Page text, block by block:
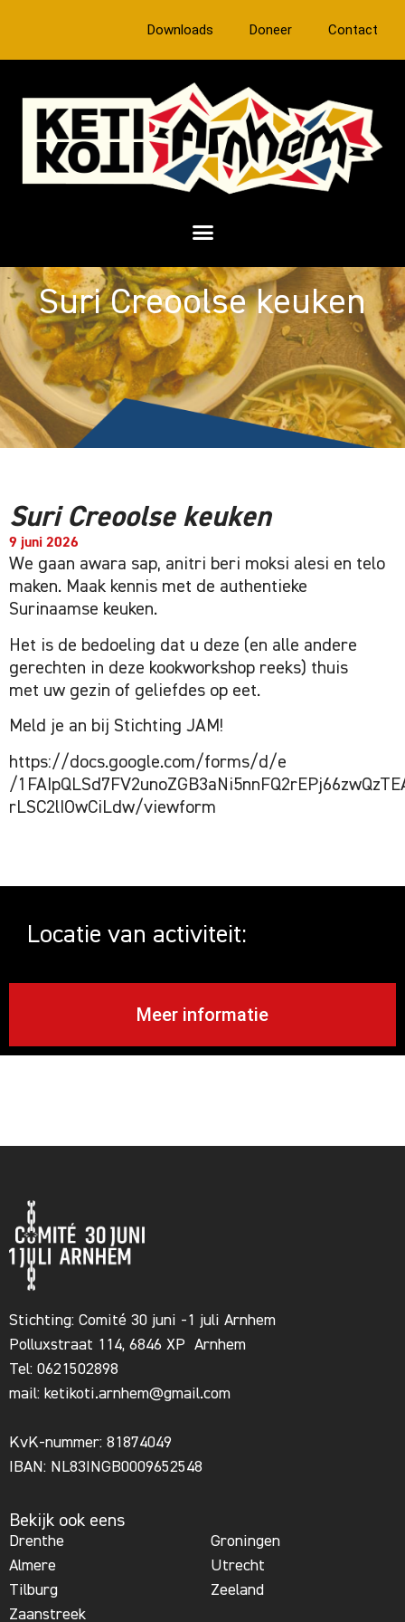
Downloads Doneer Contact
Suri Creoolse keuken
Suri Creoolse keuken
9 juni 2026
We gaan awara sap, anitri beri moksi alesi en telo
maken. Maak kennis met de authentieke
Surinaamse keuken.
Het is de bedoeling dat u deze (en alle andere
gerechten in deze kookworkshop reeks) thuis
met uw gezin of geliefdes op eet.
Meld je an bij Stichting JAM!
https://docs.google.com/forms/d/e
/
rLSC2lIOwCiLdw/viewform
Locatie van activiteit:
Meer informatie
Stichting: Comité 30 juni -1 juli Arnhem
Polluxstraat 114, 6846 XP Arnhem
Tel: 0621502898
mail: ketikoti.arnhem@gmail.com
KvK-nummer: 81874049
IBAN: NL83INGB0009652548
Bekijk ook eens
Drenthe
Almere
Tilburg
Zaanstreek
Groningen
Utrecht
Zeeland